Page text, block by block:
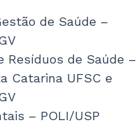
de Saúde –
Resíduos de Saúde –
Catarina UFSC e
– POLI/USP